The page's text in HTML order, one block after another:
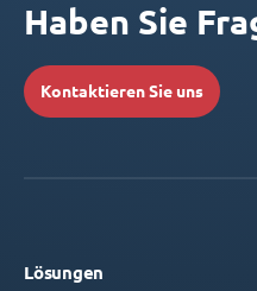
Haben Sie
Kontaktieren Sie uns
Lösungen